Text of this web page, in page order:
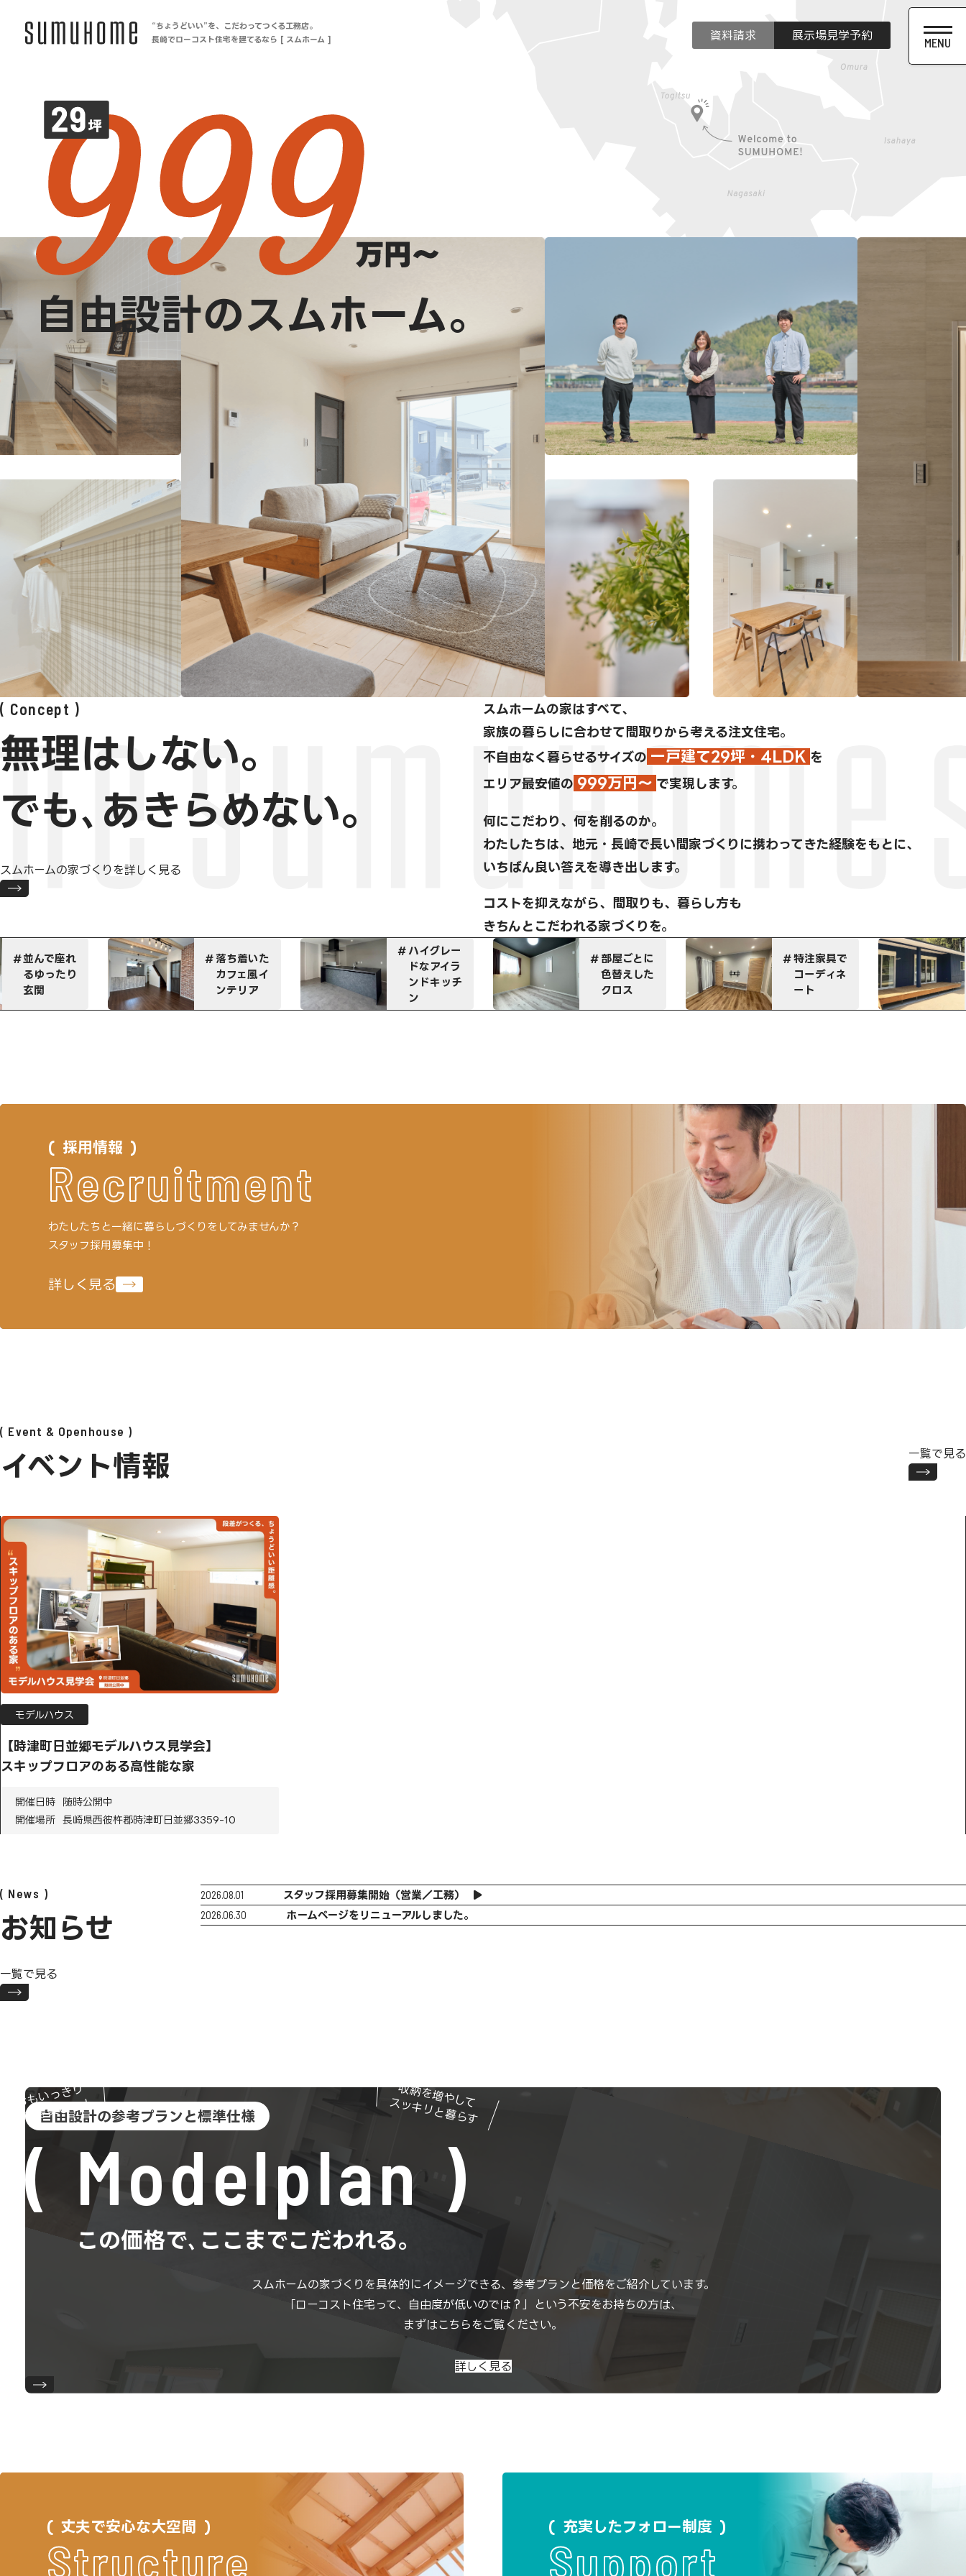
“ちょうどいい”を、こだわってつくる工務店。
長崎でローコスト住宅を建てるなら [ スムホーム ]
資料請求 展示場見学予約
自由設計のスムホーム。
Concept
無理はしない。
でも､あきらめない。
スムホームの家づくりを詳しく見る
スムホームの家はすべて、
家族の暮らしに合わせて間取りから考える注文住宅。
不自由なく暮らせるサイズの 一戸建て29坪・4LDK を
エリア最安値の 999万円～ で実現します。
何にこだわり、何を削るのか。
わたしたちは、地元・長崎で長い間家づくりに携わってきた経験をもとに、
いちばん良い答えを導き出します。
コストを抑えながら、間取りも、暮らし方も
きちんとこだわれる家づくりを。
落ち着いた
カフェ風イ
ンテリア
ハイグレー
ドなアイラ
ンドキッチ
部屋ごとに
色替えした
クロス
特注家具で
コーディネ
ート
ひろびろウ
ッドデッキ
採用情報
Recruitment
わたしたちと一緒に暮らしづくりをしてみませんか？
スタッフ採用募集中！
詳しく見る
Event & Openhouse
イベント情報 一覧で見る
モデルハウス
【時津町日並郷モデルハウス見学会】
スキップフロアのある高性能な家
開催日時
随時公開中
開催場所
長崎県西彼杵郡時津町日並郷3359-10
News
お知らせ
一覧で見る
2026.08.01 スタッフ採用募集開始（営業／工務）
2026.06.30 ホームページをリニューアルしました。
自由設計の参考プランと標準仕様
Modelplan
おもいっきり
趣味を楽しむ！
収納を増やして
スッキリと暮らす
この価格で､ここまでこだわれる。
スムホームの家づくりを具体的にイメージできる、参考プランと価格をご紹介しています。
「ローコスト住宅って、自由度が低いのでは？」という不安をお持ちの方は、
まずはこちらをご覧ください。
詳しく見る
丈夫で安心な大空間
Structure
充実したフォロー制度
Support